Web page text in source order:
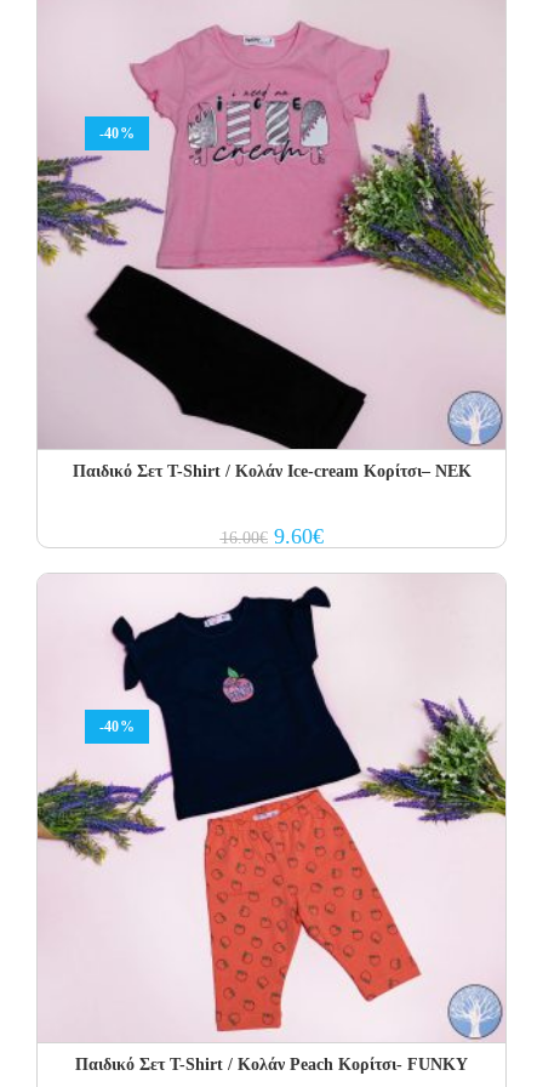
-40%
Παιδικό Σετ Τ-Shirt / Κολάν Ice-cream Κορίτσι– NEK
16.00€ Original
price
16.00€.
9.60€Current
price
-40%
Παιδικό Σετ Τ-Shirt / Κολάν Peach Κορίτσι- FUNKY